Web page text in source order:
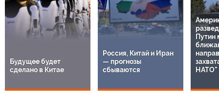
Будущее будет
сделано в Китае
Россия, Китай и Иран
— прогнозы
сбываются
Путин
НАТО"